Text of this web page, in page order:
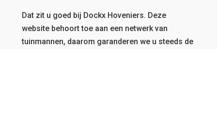
Dat zit u goed bij Dockx Hoveniers. Deze
website behoort toe aan een netwerk van
tuinmannen, daarom garanderen we u steeds de